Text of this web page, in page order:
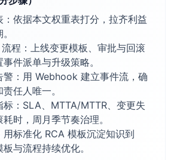
：依据本文权重表打分，拉齐利益
程：上线变更模板、审批与回滚
件派单与升级策略。
警：用 Webhook 建立事件流，确
任人唯一。
标：SLA、MTTA/MTTR、变更失
时，周月季节奏治理。
用标准化 RCA 模板沉淀知识到
与流程持续优化。